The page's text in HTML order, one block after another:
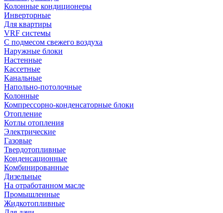
Колонные кондиционеры
Инверторные
Для квартиры
VRF системы
С подмесом свежего воздуха
Наружные блоки
Настенные
Кассетные
Канальные
Напольно-потолочные
Колонные
Компрессорно-конденсаторные блоки
Отопление
Котлы отопления
Электрические
Газовые
Твердотопливные
Конденсационные
Комбинированные
Дизельные
На отработанном масле
Промышленные
Жидкотопливные